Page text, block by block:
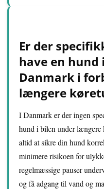
Er der
have en hund
Danmark i
længere
I Danmark er der ingen
hund i bilen under længere
altid at sikre din hund
minimere risikoen for
regelmæssige pauser
og få adgang til vand og